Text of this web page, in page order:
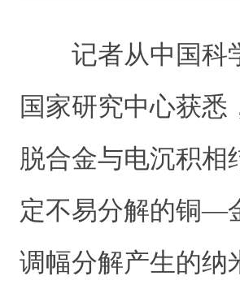
记者从中国科
国家研究中心获
脱合金与电沉积相
定不易分解的铜—
调幅分解产生的纳